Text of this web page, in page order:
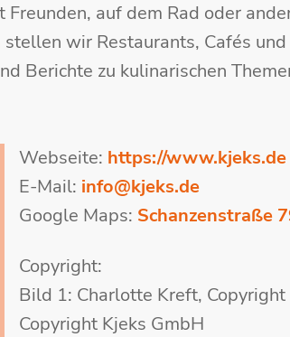
auf dem Rad oder
stellen wir Restaurants, Cafés
Berichte zu kulinarischen
Webseite: https://www.kjeks.de
E-Mail: info@kjeks.de
Google Maps: Schanzenstraße
Copyright:
Bild 1: Charlotte Kreft,
Copyright Kjeks GmbH